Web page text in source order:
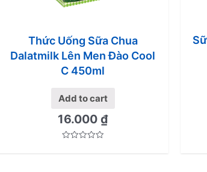
Thức Uống Sữa Chua
Dalatmilk Lên Men Đào Cool
C 450ml
Add to cart
16.000 ₫